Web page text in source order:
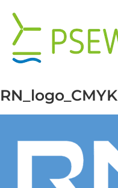
zawartości
RN_logo_CMYK